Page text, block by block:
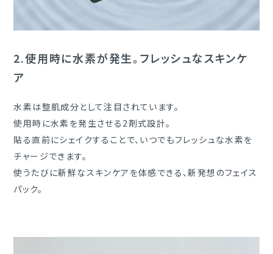
2.使用時に水素が発生。フレッシュなスキンケ
ア
水素は整肌成分として注目されています。
使用時に水素を発生させる2剤式設計。
貼る直前にシェイクすることで、いつでもフレッシュな水素を
チャージできます。
使うたびに新鮮なスキンケアを体感できる、新発想のフェイス
パック。